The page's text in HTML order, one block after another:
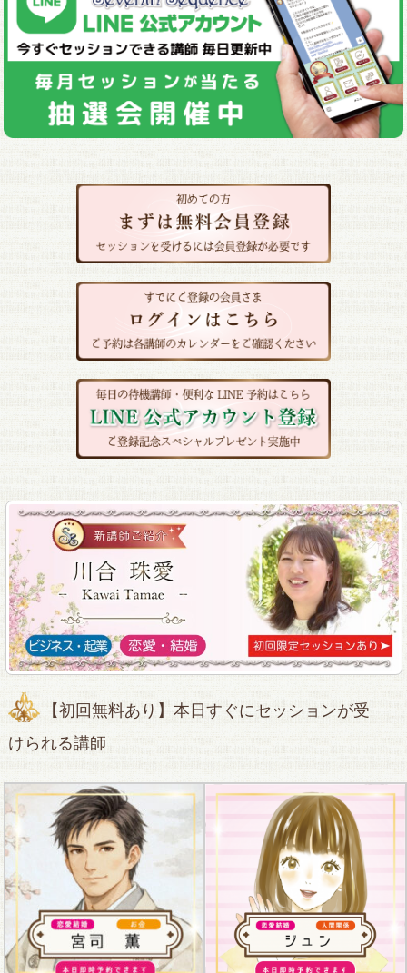
【初回無料あり】本日すぐにセッションが受
けられる講師